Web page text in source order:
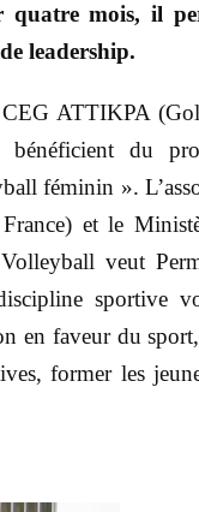
quatre mois, il
leadership.
ATTIKPA
bénéficient du
féminin ».
et le
veut
sportive
en faveur du
former les